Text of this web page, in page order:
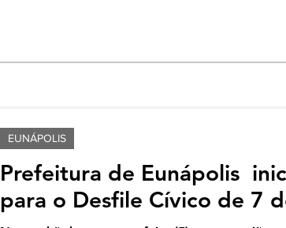
Prefeitura de Eunápolis
para o Desfile Cívico de 7
EUNÁPOLIS